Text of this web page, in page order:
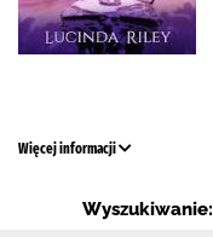
Więcej informacji
Wyszukiwanie: